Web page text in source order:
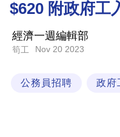
商
業
科
$620 附政府工
經濟一週編輯部
筍工 Nov 20 2023
公務員招聘 政府